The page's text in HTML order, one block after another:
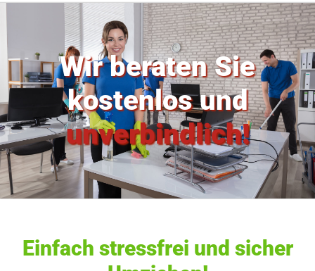
Wir beraten Sie
kostenlos und
unverbindlich!
Einfach stressfrei und sicher